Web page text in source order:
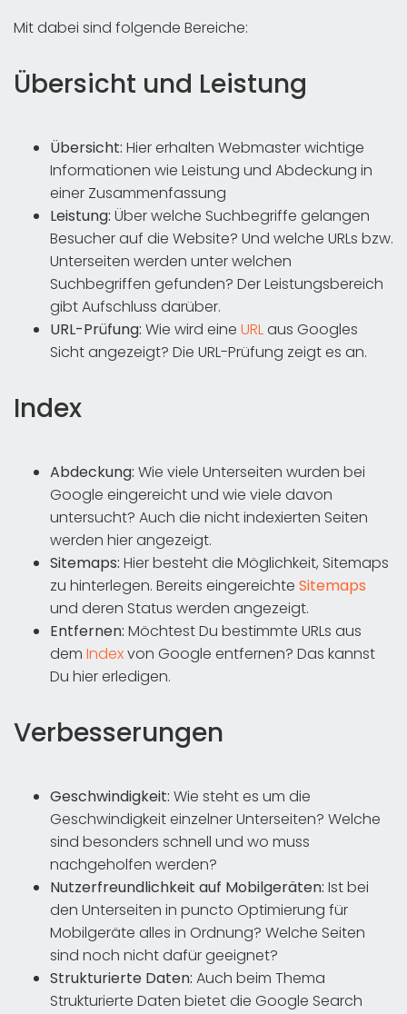
Mit dabei sind folgende Bereiche:
Übersicht und Leistung
Übersicht: Hier erhalten Webmaster wichtige
Informationen wie Leistung und Abdeckung in
einer Zusammenfassung
Leistung: Über welche Suchbegriffe gelangen
Besucher auf die Website? Und welche URLs bzw.
Unterseiten werden unter welchen
Suchbegriffen gefunden? Der Leistungsbereich
gibt Aufschluss darüber.
URL-Prüfung: Wie wird eine URLaus Googles
Sicht angezeigt? Die URL-Prüfung zeigt es an.
Index
Abdeckung: Wie viele Unterseiten wurden bei
Google eingereicht und wie viele davon
untersucht? Auch die nicht indexierten Seiten
werden hier angezeigt.
Sitemaps: Hier besteht die Möglichkeit, Sitemaps
zu hinterlegen. Bereits eingereichte Sitemaps
und deren Status werden angezeigt.
Entfernen: Möchtest Du bestimmte URLs aus
dem Indexvon Google entfernen? Das kannst
Du hier erledigen.
Verbesserungen
Geschwindigkeit: Wie steht es um die
Geschwindigkeit einzelner Unterseiten? Welche
sind besonders schnell und wo muss
nachgeholfen werden?
Nutzerfreundlichkeit auf Mobilgeräten: Ist bei
den Unterseiten in puncto Optimierung für
Mobilgeräte alles in Ordnung? Welche Seiten
sind noch nicht dafür geeignet?
Strukturierte Daten: Auch beim Thema
Strukturierte Daten bietet die Google Search